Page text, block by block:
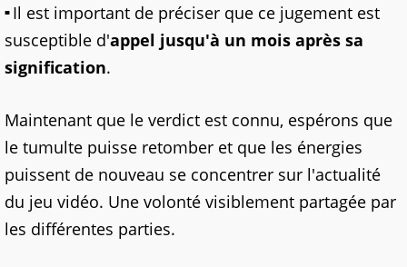
Il est important de préciser que ce jugement est
susceptible d'appel jusqu'à un mois après sa
signification.
Maintenant que le verdict est connu, espérons que
le tumulte puisse retomber et que les énergies
puissent de nouveau se concentrer sur l'actualité
du jeu vidéo. Une volonté visiblement partagée par
les différentes parties.